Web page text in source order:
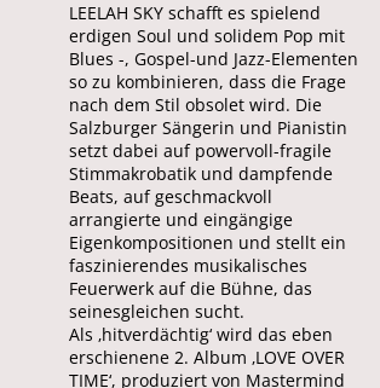
LEELAH SKY schafft es spielend
erdigen Soul und solidem Pop mit
Blues -, Gospel-und Jazz-Elementen
so zu kombinieren, dass die Frage
nach dem Stil obsolet wird. Die
Salzburger Sängerin und Pianistin
setzt dabei auf powervoll-fragile
Stimmakrobatik und dampfende
Beats, auf geschmackvoll
arrangierte und eingängige
Eigenkompositionen und stellt ein
faszinierendes musikalisches
Feuerwerk auf die Bühne, das
seinesgleichen sucht.
Als ‚hitverdächtig‘ wird das eben
erschienene 2. Album ‚LOVE OVER
TIME‘, produziert von Mastermind